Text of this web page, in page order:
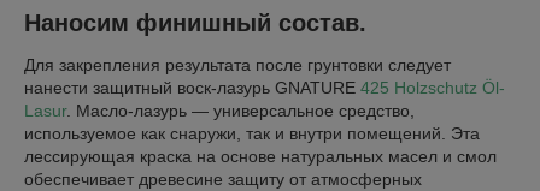
Наносим финишный состав.
Для закрепления результата после грунтовки следует
нанести защитный воск-лазурь GNATURE 425 Holzschutz Öl-
Lasur. Масло-лазурь — универсальное средство,
используемое как снаружи, так и внутри помещений. Эта
лессирующая краска на основе натуральных масел и смол
обеспечивает древесине защиту от атмосферных